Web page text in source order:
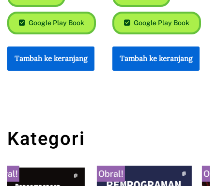
Google Play Book
Tambah ke keranjang
Google Play Book
Tambah ke keranjang
Kategori
Obral! Obral!